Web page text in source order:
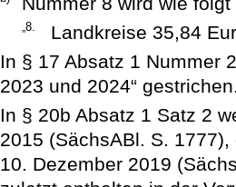
„8. Landkreise 35,84
In § 17 Absatz 1 Nummer
2023 und 2024“
In § 20b Absatz 1 Satz 2
2015 (SächsABl. S.
10. Dezember 2019